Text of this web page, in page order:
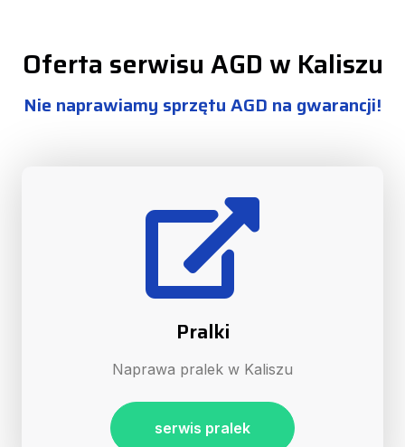
Oferta serwisu AGD w Kaliszu
Nie naprawiamy sprzętu AGD na gwarancji!
Pralki
Naprawa pralek w Kaliszu
serwis pralek